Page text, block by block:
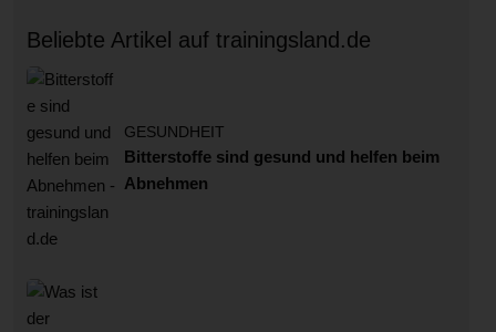
Beliebte Artikel auf trainingsland.de
GESUNDHEIT
Bitterstoffe sind gesund und helfen beim
Abnehmen